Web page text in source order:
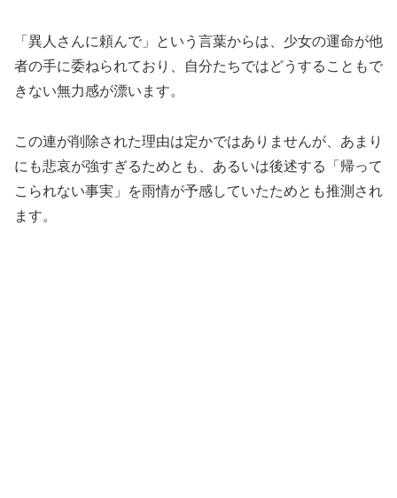
「異人さんに頼んで」という言葉からは、少女の運命が他
者の手に委ねられており、自分たちではどうすることもで
きない無力感が漂います。
この連が削除された理由は定かではありませんが、あまり
にも悲哀が強すぎるためとも、あるいは後述する「帰って
こられない事実」を雨情が予感していたためとも推測され
ます。